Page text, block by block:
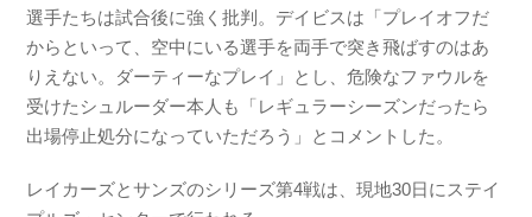
選手たちは試合後に強く批判。デイビスは「プレイオフだ
からといって、空中にいる選手を両手で突き飛ばすのはあ
りえない。ダーティーなプレイ」とし、危険なファウルを
受けたシュルーダー本人も「レギュラーシーズンだったら
出場停止処分になっていただろう」とコメントした。
レイカーズとサンズのシリーズ第4戦は、現地30日にステイ